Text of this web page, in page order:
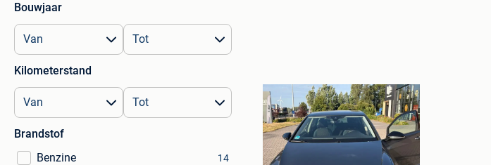
Bouwjaar
Kilometerstand
Brandstof
Benzine
14
Mijn
Favorieten